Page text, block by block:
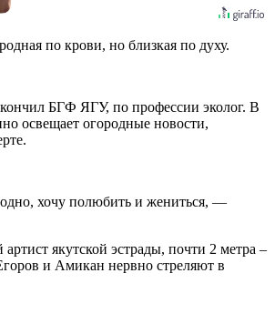
по крови, но близкая по духу.
БГФ ЯГУ, по профессии эколог. В
освещает огородные новости,
хочу полюбить и жениться, —
якутской эстрады, почти 2 метра –
и Амикан нервно стреляют в